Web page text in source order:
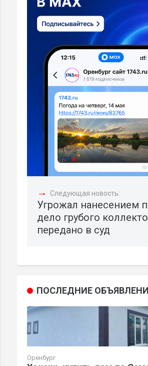
→ Следующая новость:
Угрожал нанесением
дело грубого
передано в суд
ПОСЛЕДНИЕ
Оренбург